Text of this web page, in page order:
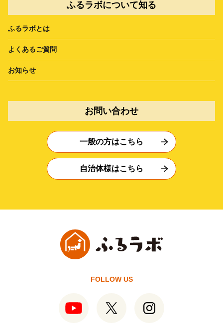
ふるラボについて知る
ふるラボとは
よくあるご質問
お知らせ
お問い合わせ
一般の方はこちら
自治体様はこちら
FOLLOW US